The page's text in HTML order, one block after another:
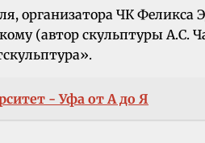
организатора ЧК
(автор скульптуры
- Уфа от А до Я